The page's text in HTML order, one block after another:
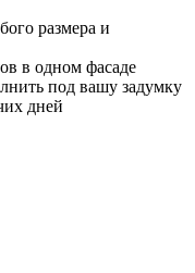
размера и
в одном фасаде
под вашу задумку
дней